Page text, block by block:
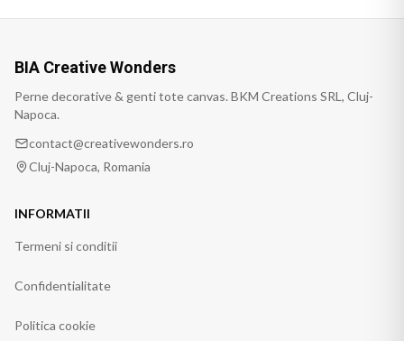
BIA Creative Wonders
Perne decorative & genti tote canvas. BKM Creations SRL, Cluj-
Napoca.
contact@creativewonders.ro
Cluj-Napoca, Romania
INFORMATII
Termeni si conditii
Confidentialitate
Politica cookie